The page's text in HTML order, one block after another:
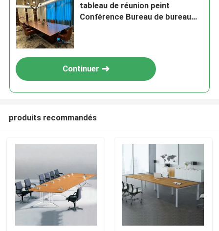
tableau de réunion peint
Conférence Bureau de bureau
Continuer
produits recommandés